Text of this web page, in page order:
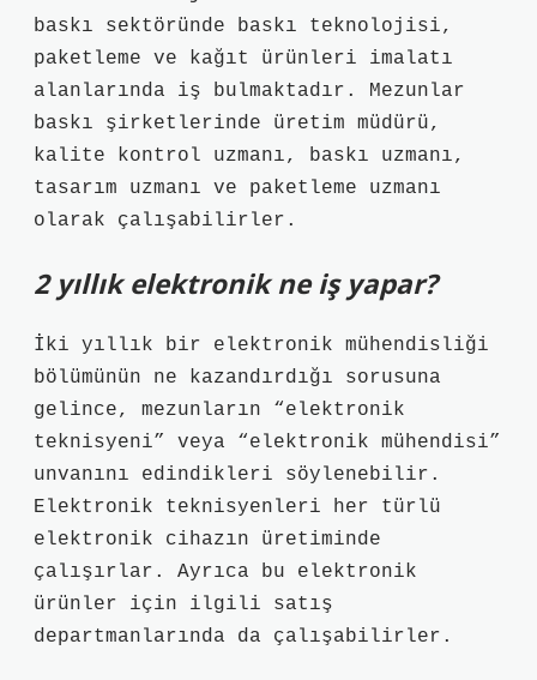
baskı sektöründe baskı teknolojisi,
paketleme ve kağıt ürünleri imalatı
alanlarında iş bulmaktadır. Mezunlar
baskı şirketlerinde üretim müdürü,
kalite kontrol uzmanı, baskı uzmanı,
tasarım uzmanı ve paketleme uzmanı
olarak çalışabilirler.
2 yıllık elektronik ne iş yapar?
İki yıllık bir elektronik mühendisliği
bölümünün ne kazandırdığı sorusuna
gelince, mezunların “elektronik
teknisyeni” veya “elektronik mühendisi”
unvanını edindikleri söylenebilir.
Elektronik teknisyenleri her türlü
elektronik cihazın üretiminde
çalışırlar. Ayrıca bu elektronik
ürünler için ilgili satış
departmanlarında da çalışabilirler.